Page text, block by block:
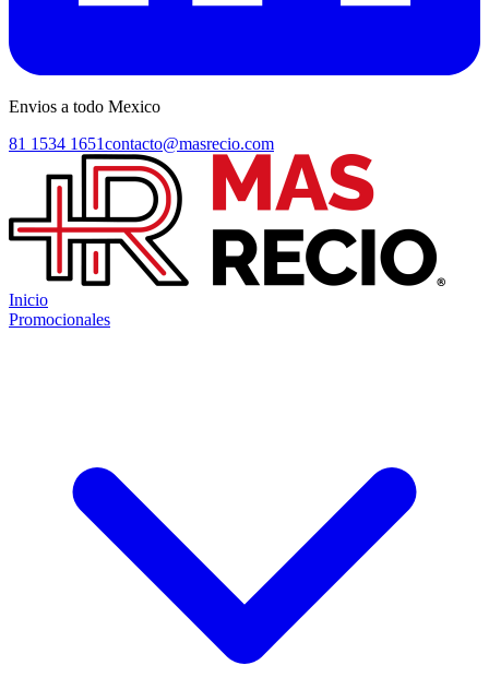
Envios a todo Mexico
81 1534 1651contacto@masrecio.com
Inicio
Promocionales